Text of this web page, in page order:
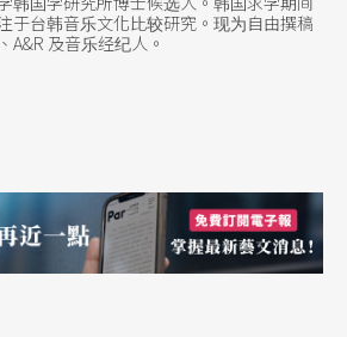
于台韩音乐文化比较研究。现为自由撰稿
A&R 及音乐经纪人。